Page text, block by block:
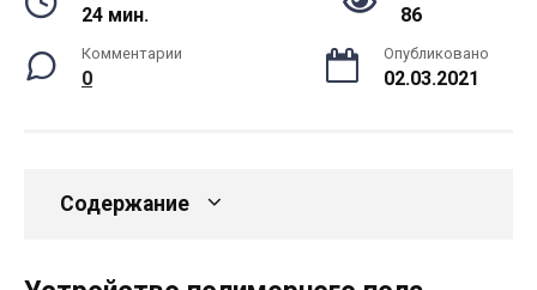
24 мин. 86
Комментарии
0
Опубликовано
02.03.2021
Содержание